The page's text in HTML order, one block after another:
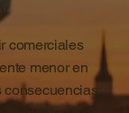
comerciales
menor en